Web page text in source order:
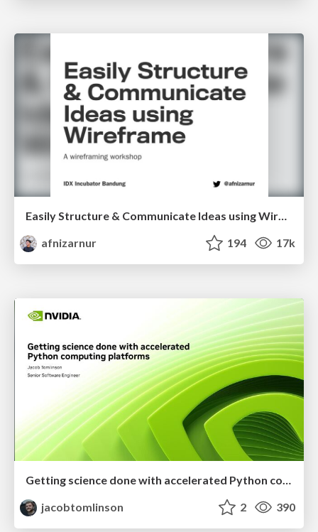
Easily Structure & Communicate Ideas using Wireframe
afnizarnur
194 17k
Getting science done with accelerated Python computing platforms
jacobtomlinson
2 390